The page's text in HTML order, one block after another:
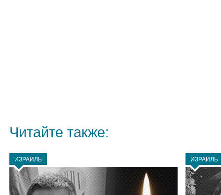
Читайте также:
ИЗРАИЛЬ ИЗРАИЛЬ